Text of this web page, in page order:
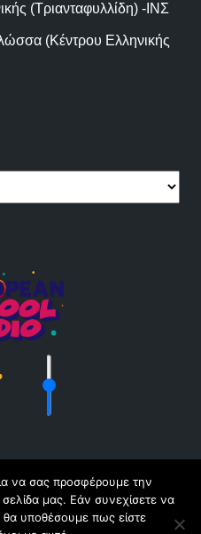
(Τριανταφυλλίδη) -ΙΝΣ
(Κέντρου Ελληνικής
να σας προσφέρουμε την
μας. Εάν συνεχίσετε να
θα υποθέσουμε πως είστε